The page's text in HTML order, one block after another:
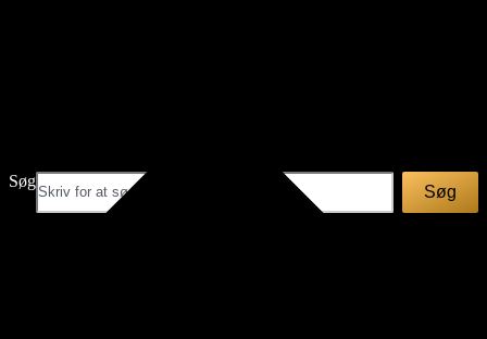
Søg
Søg